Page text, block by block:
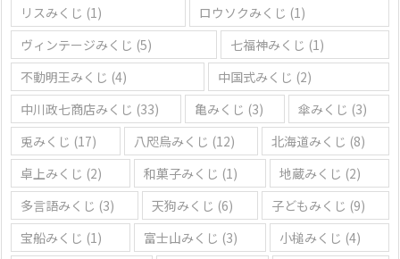
リスみくじ (1) ロウソクみくじ (1)
ヴィンテージみくじ (5) 七福神みくじ (1)
不動明王みくじ (4) 中国式みくじ (2)
中川政七商店みくじ (33) 亀みくじ (3) 傘みくじ (3)
兎みくじ (17) 八咫烏みくじ (12) 北海道みくじ (8)
卓上みくじ (2) 和菓子みくじ (1) 地蔵みくじ (2)
多言語みくじ (3) 天狗みくじ (6) 子どもみくじ (9)
宝船みくじ (1) 富士山みくじ (3) 小槌みくじ (4)